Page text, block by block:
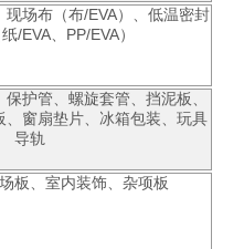
现场布（布/EVA）、低温密封
/EVA、PP/EVA）
护管、螺旋套管、挡泥板、
、窗扇垫片、冰箱包装、玩具
导轨
板、室内装饰、杂项板